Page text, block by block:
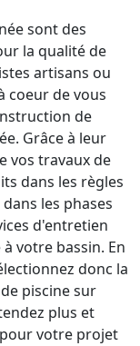
sont des
la qualité de
artisans ou
coeur de vous
de
Grâce à leur
vos travaux de
dans les règles
les phases
d'entretien
votre bassin. En
donc la
piscine sur
plus et
votre projet